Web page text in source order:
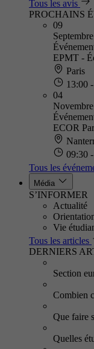
Tous les avis
PROCHAINS
09
Septembre
EPMT -
Paris
13:00
04
Novembre
ECOR
09:30
Tous les
Média
S’INFORMER
Actualité
Vie
Tous les articles
DERNIERS
Section
Combien
Que faire
Quelles